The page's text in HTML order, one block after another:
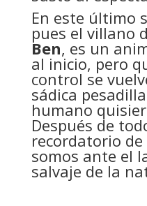
En este último
pues el villano
Ben, es un
al inicio, pero
control se
sádica
humano
Después de
recordatorio
somos ante el
salvaje de la